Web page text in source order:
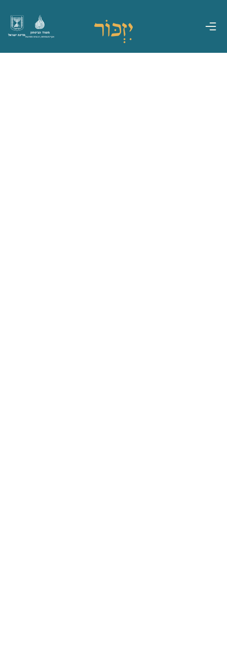
מדינת ישראל
משרד הביטחון
אגף משפחות, הנצחה ומורשת